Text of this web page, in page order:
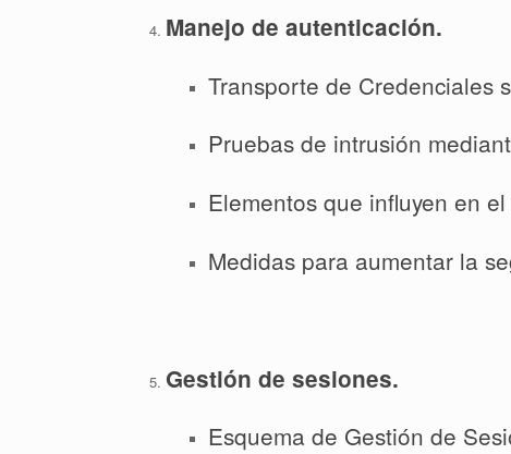
Manejo de autenticación.
Transporte de Credenciales
Pruebas de intrusión
Elementos que influyen en
Medidas para aumentar la
Gestión de sesiones.
Esquema de Gestión de